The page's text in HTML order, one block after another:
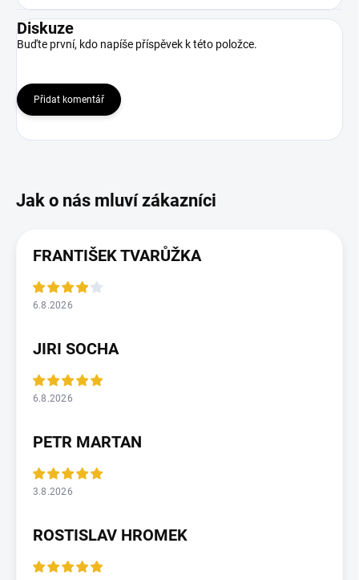
Diskuze
Buďte první, kdo napíše příspěvek k této položce.
Přidat komentář
FRANTIŠEK TVARŮŽKA
6.8.2026
JIRI SOCHA
6.8.2026
PETR MARTAN
3.8.2026
ROSTISLAV HROMEK